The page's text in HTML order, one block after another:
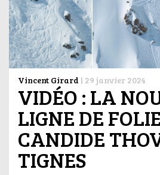
Vincent Girard | 29 janvier 2024
VIDÉO : LA
LIGNE DE
CANDIDE
TIGNES